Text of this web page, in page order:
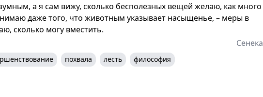
а я сам вижу, сколько бесполезных вещей желаю, как много
даже того, что животным указывает насыщенье, – меры в
сколько могу вместить.
Сенека
похвала лесть
философия